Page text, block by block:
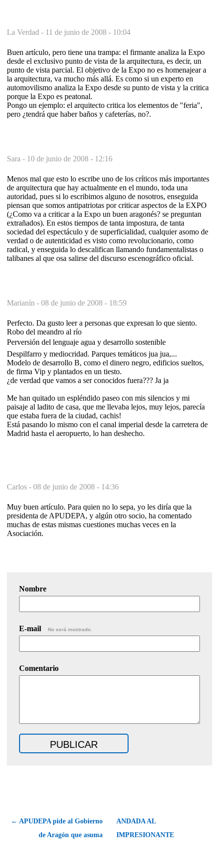
La Verdad - 11 de junio de 2008 - 10:04
Buen artículo, pero tiene una trampa: el firmante analiza la Expo
desde el exclusivo punto de vista de la arquitectura, es decir, un
punto de vista parcial. El objetivo de la Expo no es homenajear a
la arquitectura, va mucho más allá. Es como si un experto en
automovilismo analiza la Expo desde su punto de vista y la critica
porque la Expo es peatonal.
Pongo un ejemplo: el arquitecto critica los elementos de "feria",
pero ¿tendrá que haber baños y cafeterías, no?.
Sara - 10 de junio de 2008 - 12:16
Menos mal que esto lo escribe uno de los críticos más importantes
de arquitectura que hay actualmente en el mundo, toda una
autoridad, pues si lo escribimos alguno de nosotros, enseguida
piensan que somos antipatriotas por criticar aspectos de la EXPO
(¿Como va a criticar a la Expo un buen aragonés? se preguntan
extrañados). En estos tiempos de tanta impostura, de tanta
sociedad del espectáculo y de superficialidad, cualquier asomo de
verdad o de autenticidad es visto como revolucionario, como
radical, y enseguida lo descalifican llamando fundamentalistas o
talibanes al que osa salirse del discurso escenográfico oficial.
Marianín - 08 de junio de 2008 - 18:59
Perfecto. Da gusto leer a personas que expresan lo que siento.
Robo del meandro al río
Perversión del lenguaje agua y desarrollo sostenible
Despilfarro y mediocridad. Parques temáticos jua jua,...
Modelo de desarrollo B, como el dinero negro, edificios sueltos,
de firma Vip y plantados en un tiesto.
¿de verdad que vamos a ser conocidos fuera??? Ja ja
Me han quitado un espléndido paseo con mis silencios y mi
paisaje al ladito de casa, que me llevaba lejos, muy lejos, parecía
que estaba fuera de la ciudad, cachis!
Está pasando lo mismo con el canal imperial desde la carretera de
Madrid hasta el aeropuerto, lo han deshecho.
Carlos - 08 de junio de 2008 - 14:36
Muy buen artículo. Para quien no lo sepa, yo les diría que la
presidenta de APUDEPA, y algún otro socio, ha comentado
muchas de estas mismas cuestiones muchas veces en la
Asociación.
Nombre
E-mail No será mostrado.
Comentario
← APUDEPA pide al Gobierno
de Aragón que asuma
ANDADA AL
IMPRESIONANTE